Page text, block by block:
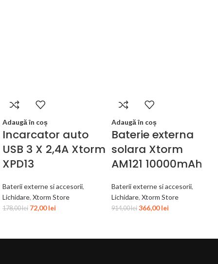
Adaugă în coș
Incarcator auto
USB 3 X 2,4A Xtorm
XPD13
Baterii externe si accesorii,
Lichidare, Xtorm Store
178,00lei 72,00lei
Adaugă în coș
Baterie externa
solara Xtorm
AM121 10000mAh
Baterii externe si accesorii,
Lichidare, Xtorm Store
914,00lei 366,00lei